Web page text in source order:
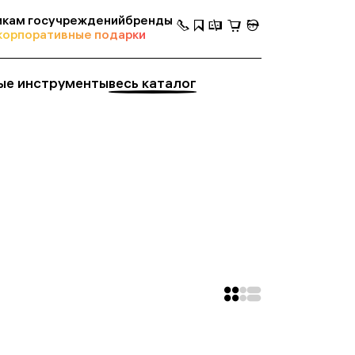
госучрежденийбренды
подарки
инструментывесь каталог